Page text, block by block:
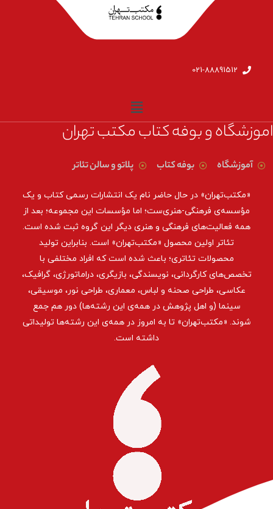
021-88891512
اموزشگاه و بوفه کتاب مکتب تهران
آموزشگاه بوفه کتاب پلاتو و سالن تئاتر
«مکتب‌تهران» در حال حاضر نام یک انتشارات رسمی کتاب و یک
مؤسسه‌ی فرهنگی-هنری‌ست؛ اما مؤسسات این مجموعه؛ بعد از
همه‌ فعالیت‌های فرهنگی و هنری دیگر این گروه ثبت شده است.
تئاتر اولین محصول «مکتب‌تهران» است. بنابراین تولید
محصولات تئاتری؛ باعث شده است که افراد مختلفی با
تخصص‌های کارگردانی، نویسندگی، بازیگری، دراماتورژی، گرافیک،
عکاسی، طراحی ‌صحنه و لباس، معماری، طراحی نور، موسیقی،
سینما (و اهل پژوهش در همه‌ی این رشته‌ها) دور هم جمع
شوند. «مکتب‌تهران» تا به امروز در همه‌ی این رشته‌ها تولیداتی
داشته است.